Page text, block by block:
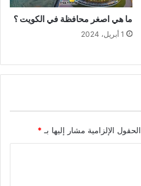
ما هي اصغر محافظة في الكويت ؟
1 أبريل، 2024
الحقول الإلزامية مشار إليها بـ *